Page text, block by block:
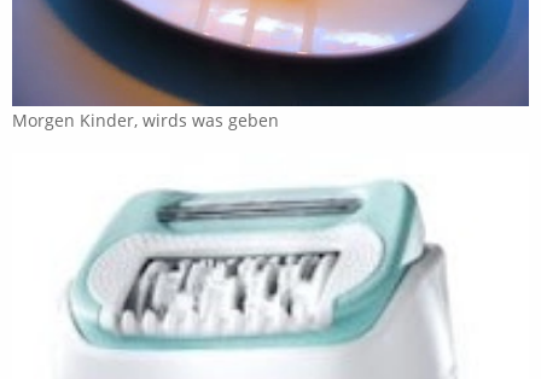
Morgen Kinder, wirds was geben